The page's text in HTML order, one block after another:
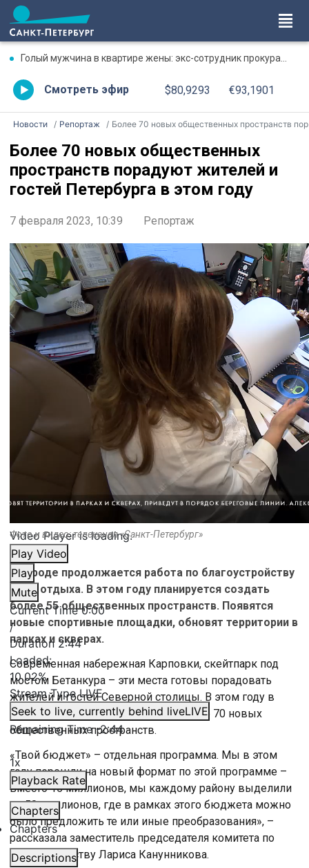
Голый мужчина в квартире жены: экс-сотрудник прокуратуры рассказал, почему совершил убийство
Смотреть эфир $80,9293 €93,1901
Новости Репортаж Более 70 новых общественных пространств порадуют жителей и гостей Петербурга в этом году
Более 70 новых общественных
пространств порадуют жителей и
гостей Петербурга в этом году
7 февраля 2023, 10:39 Репортаж
Video Player is loading.
Play Video
Play
Mute
Current Time0:00
/
Duration 2:44
Loaded:
10.02%
Stream TypeLIVE
Seek to live, currently behind liveLIVE
Remaining Time-2:44
1x
Playback Rate
Chapters
Chapters
Descriptions
Фото и видео: телеканал «Санкт-Петербург»
В городе продолжается работа по благоустройству
мест отдыха. В этом году планируется создать
более 55 общественных пространств. Появятся
новые спортивные площадки, обновят территории в
парках и скверах.
Современная набережная Карповки, скейтпарк под
мостом Бетанкура – эти места готовы порадовать
жителей и гостей Северной столицы. В этом году в
списке подобных мест появится более 70 новых
общественных пространств.
«Твой бюджет» – отдельная программа. Мы в этом
году перешли на новый формат по этой программе –
вместо 15 миллионов, мы каждому району выделили
по 50 миллионов, где в рамках этого бюджета можно
было предложить те или иные преобразования», –
рассказала заместитель председателя комитета по
благоустройству Лариса Канунникова.